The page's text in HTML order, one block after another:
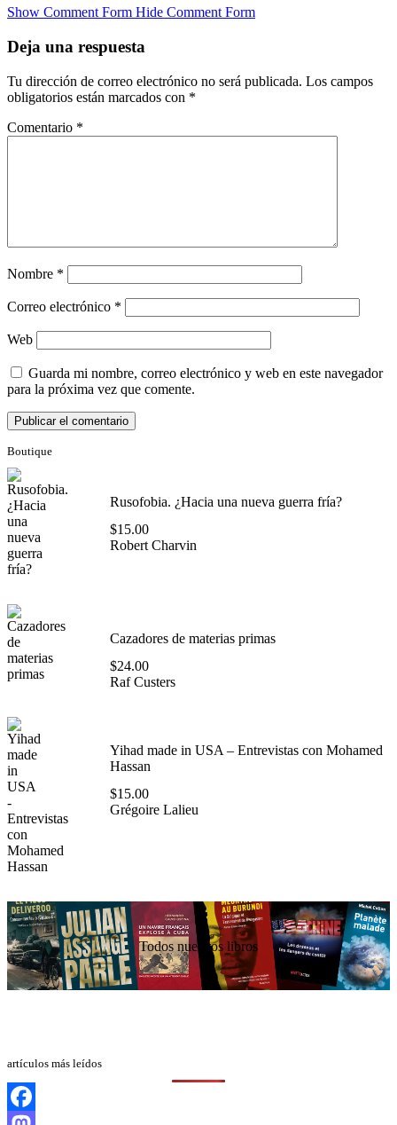
Compartir
Show Comment Form Hide Comment Form
Deja una respuesta
Tu dirección de correo electrónico no será publicada. Los campos
obligatorios están marcados con *
Comentario *
Nombre *
Correo electrónico *
Web
Guarda mi nombre, correo electrónico y web en este navegador
para la próxima vez que comente.
Boutique
Rusofobia. ¿Hacia una nueva guerra fría?
$15.00
Robert Charvin
Cazadores de materias primas
$24.00
Raf Custers
Yihad made in USA – Entrevistas con Mohamed
Hassan
$15.00
Grégoire Lalieu
Todos nuestros libros
artículos más leídos